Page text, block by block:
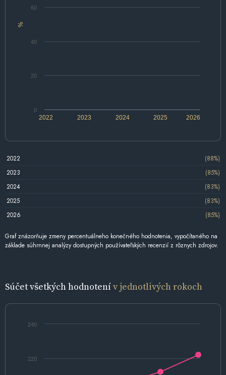
%
2022 2024 2026
2023 2025
0
20
40
60
2022
(88%)
2023
(85%)
2024
(83%)
2025
(83%)
2026
(85%)
Graf znázorňuje zmeny percentuálneho konečného hodnotenia, vypočítaného na
základe súhrnnej analýzy dostupných používateľských recenzií z rôznych zdrojov.
Súčet všetkých hodnotenív jednotlivých rokoch
220
240